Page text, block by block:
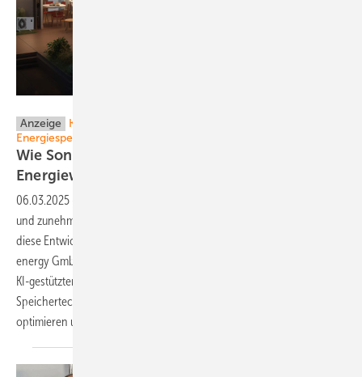
Anzeige
Künstliche Intelligenz trifft auf bidirektionale
Energiespeicherung
Wie SonneNext energy und Sigenergy die
Energiewende
06.03.2025
und zunehmend von künstlicher Intelligenz geprägt. Ein Beispiel für
diese Entwicklung ist die Kooperation zwischen der SonneNext
energy GmbH und Sigenergy Technology. Durch die Kombination aus
KI-gestütztem Energie-Management und innovativer
Speichertechnologie entstehen neue Möglichkeiten, Stromkosten zu
optimieren und das Energiesystem effizienter zu